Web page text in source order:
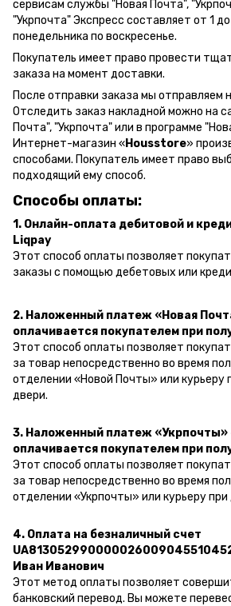
сервисам службы "Новая Почта",
"Укрпочта" Экспресс составляет от 1
понедельника по воскресенье.
Покупатель имеет право провести
заказа на момент доставки.
После отправки заказа мы отправляем
Отследить заказ накладной можно на
Почта", "Укрпочта" или в программе
Интернет-магазин «Housstore»
способами. Покупатель имеет право
подходящий ему способ.
Способы оплаты:
1. Онлайн-оплата дебитовой и
Liqpay
Этот способ оплаты позволяет
заказы с помощью дебетовых или
2. Наложенный платеж «Новая
оплачивается покупателем при
Этот способ оплаты позволяет
за товар непосредственно во время
отделении «Новой Почты» или курьеру
двери.
3. Наложенный платеж «Укрпочты»
оплачивается покупателем при
Этот способ оплаты позволяет
за товар непосредственно во время
отделении «Укрпочты» или курьеру при
4. Оплата на безналичный счет
Иван Иванович
Этот метод оплаты позволяет
банковский перевод. Вы можете